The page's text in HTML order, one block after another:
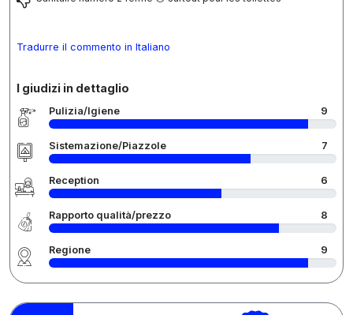
Tradurre il commento in Italiano
I giudizi in dettaglio
Pulizia/Igiene 9
Sistemazione/Piazzole 7
Reception 6
Rapporto qualità/prezzo 8
Regione 9